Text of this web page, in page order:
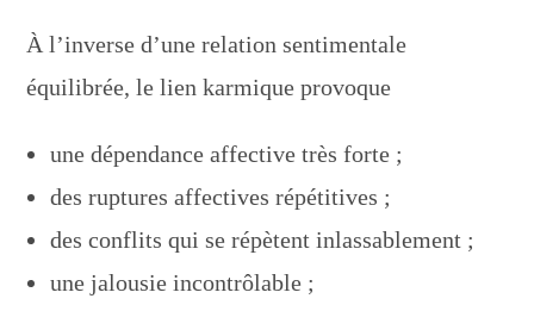
À l’inverse d’une relation sentimentale
équilibrée, le lien karmique provoque
une dépendance affective très forte ;
des ruptures affectives répétitives ;
des conflits qui se répètent inlassablement ;
une jalousie incontrôlable ;